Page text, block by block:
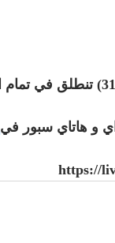
و هاتاي سبور في
https://